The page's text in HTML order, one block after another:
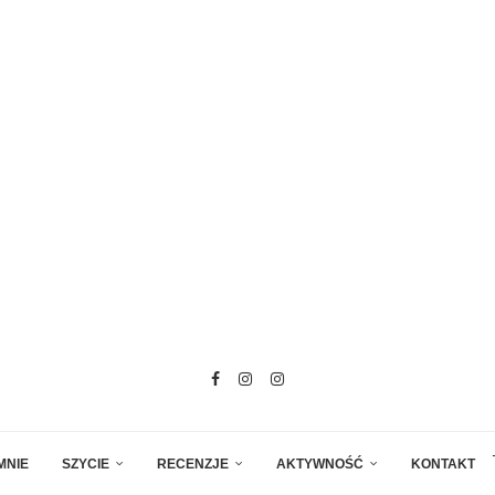
SZYCIE RECENZJE AKTYWNOŚĆ KONTAKT